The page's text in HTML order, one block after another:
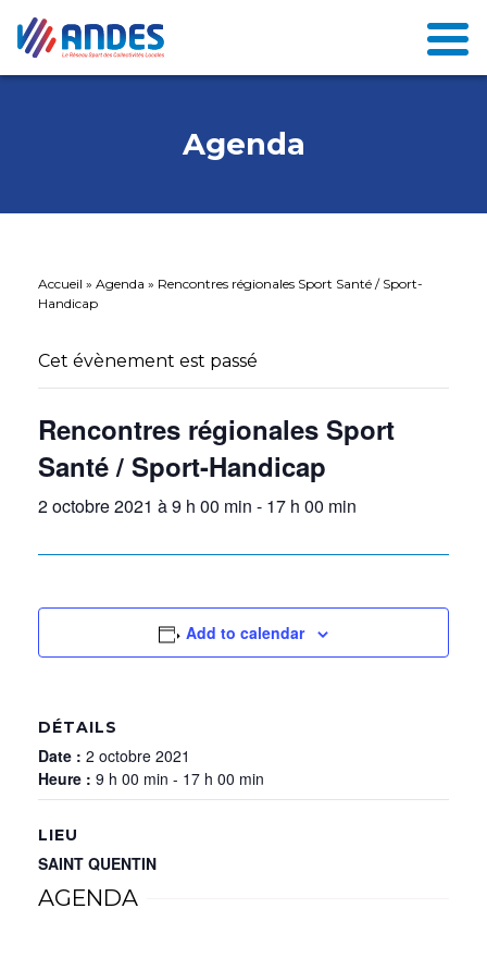
Agenda
Accueil » Agenda » Rencontres régionales Sport Santé / Sport-
Handicap
Cet évènement est passé
Rencontres régionales Sport
Santé / Sport-Handicap
2 octobre 2021 à 9 h 00 min - 17 h 00 min
Add to calendar
DÉTAILS
Date : 2 octobre 2021
Heure : 9 h 00 min - 17 h 00 min
LIEU
SAINT QUENTIN
AGENDA